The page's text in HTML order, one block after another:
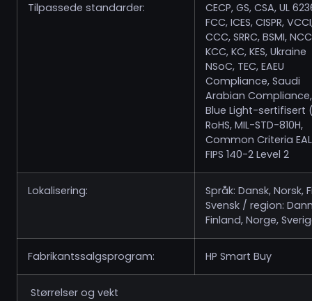
Tilpassede standarder:
CECP, GS, CSA, UL
FCC, ICES, CISPR,
CCC, SRRC, BSMI,
KCC, KC, KES, Ukraine
NSoC, TEC, EAEU
Compliance, Saudi
Arabian
Blue Light-sertifisert
RoHS, MIL-STD-810H,
Common Criteria
FIPS 140-2 Level 2
Lokalisering:
Språk: Dansk, Norsk,
Svensk / region:
Finland, Norge,
Fabrikantssalgsprogram: HP Smart Buy
Størrelser og vekt